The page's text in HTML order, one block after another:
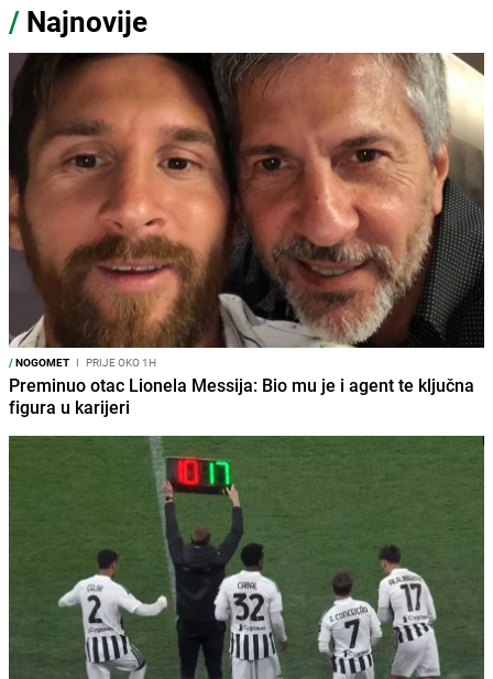
/ Najnovije
/NOGOMET I PRIJE OKO 1H
Preminuo otac Lionela Messija: Bio mu je i agent te ključna
figura u karijeri